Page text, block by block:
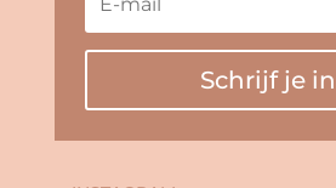
Schrijf je